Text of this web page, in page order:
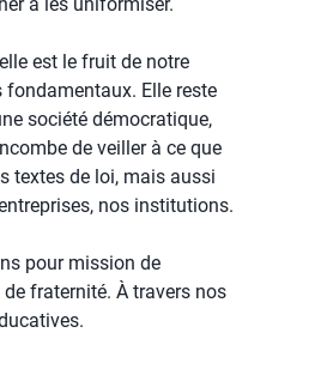
est le fruit de notre
fondamentaux. Elle reste
société démocratique,
de veiller à ce que
textes de loi, mais aussi
nos institutions.
pour mission de
fraternité. À travers nos